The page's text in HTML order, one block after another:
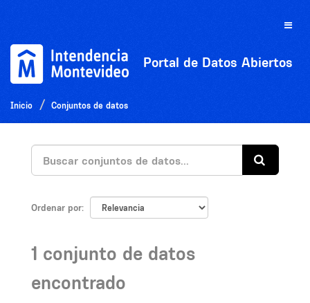
Toggle
Portal de Datos Abiertos
Inicio Conjuntos de datos
Ordenar por
1 conjunto de datos
encontrado